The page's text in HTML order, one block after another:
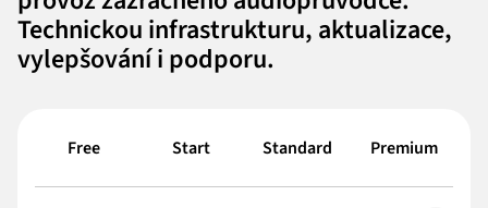
Technickou infrastrukturu, aktualizace,
vylepšování i podporu.
Free Start Standard Premium